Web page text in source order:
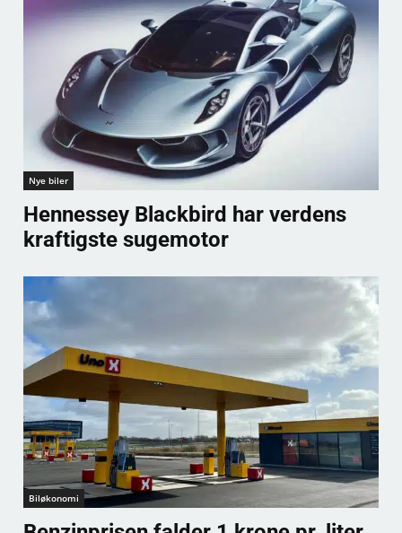
Nye biler
Hennessey Blackbird har verdens
kraftigste sugemotor
Biløkonomi